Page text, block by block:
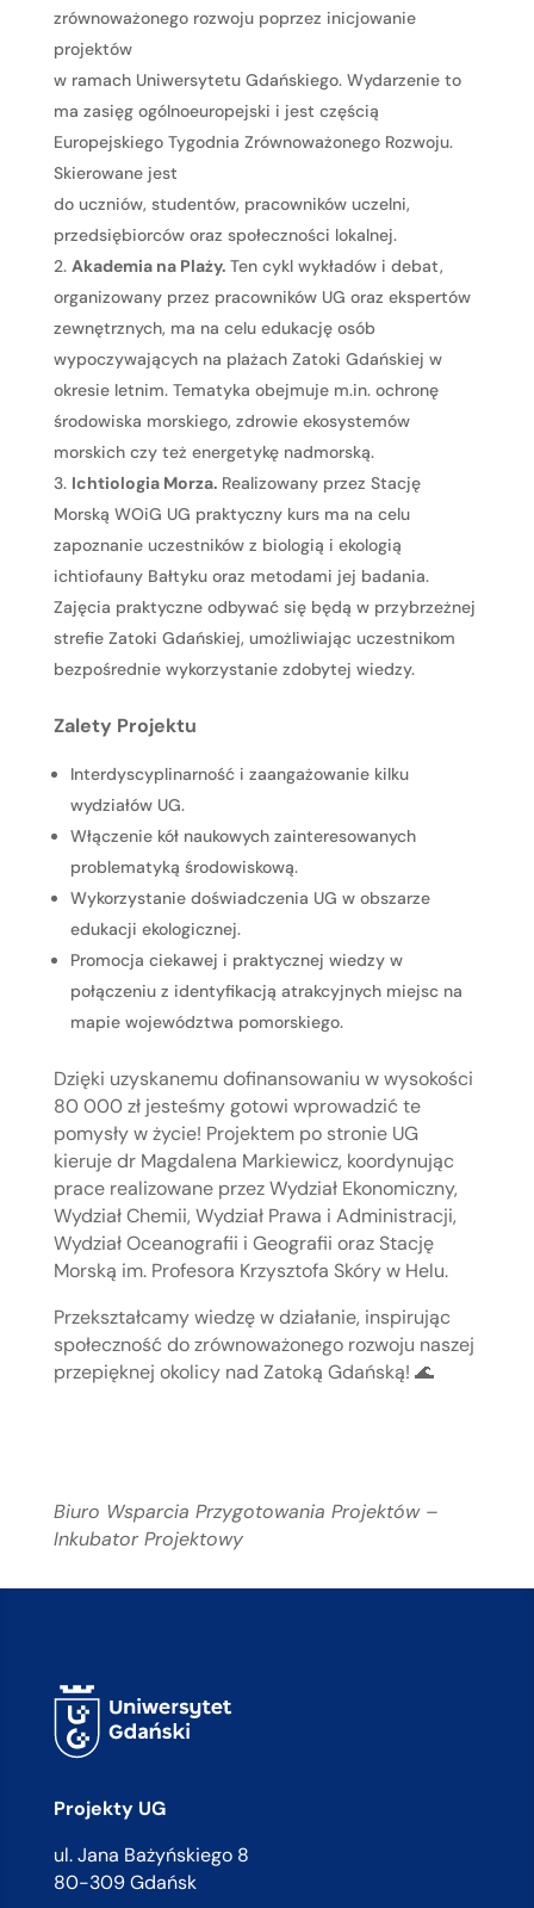
zrównoważonego rozwoju poprzez inicjowanie
projektów
w ramach Uniwersytetu Gdańskiego. Wydarzenie to
ma zasięg ogólnoeuropejski i jest częścią
Europejskiego Tygodnia Zrównoważonego Rozwoju.
Skierowane jest
do uczniów, studentów, pracowników uczelni,
przedsiębiorców oraz społeczności lokalnej.
Akademia na Plaży. Ten cykl wykładów i debat,
organizowany przez pracowników UG oraz ekspertów
zewnętrznych, ma na celu edukację osób
wypoczywających na plażach Zatoki Gdańskiej w
okresie letnim. Tematyka obejmuje m.in. ochronę
środowiska morskiego, zdrowie ekosystemów
morskich czy też energetykę nadmorską.
Ichtiologia Morza. Realizowany przez Stację
Morską WOiG UG praktyczny kurs ma na celu
zapoznanie uczestników z biologią i ekologią
ichtiofauny Bałtyku oraz metodami jej badania.
Zajęcia praktyczne odbywać się będą w przybrzeżnej
strefie Zatoki Gdańskiej, umożliwiając uczestnikom
bezpośrednie wykorzystanie zdobytej wiedzy.
Zalety Projektu
Interdyscyplinarność i zaangażowanie kilku
wydziałów UG.
Włączenie kół naukowych zainteresowanych
problematyką środowiskową.
Wykorzystanie doświadczenia UG w obszarze
edukacji ekologicznej.
Promocja ciekawej i praktycznej wiedzy w
połączeniu z identyfikacją atrakcyjnych miejsc na
mapie województwa pomorskiego.
Dzięki uzyskanemu dofinansowaniu w wysokości
80 000 zł jesteśmy gotowi wprowadzić te
pomysły w życie! Projektem po stronie UG
kieruje dr Magdalena Markiewicz, koordynując
prace realizowane przez Wydział Ekonomiczny,
Wydział Chemii, Wydział Prawa i Administracji,
Wydział Oceanografii i Geografii oraz Stację
Morską im. Profesora Krzysztofa Skóry w Helu.
Przekształcamy wiedzę w działanie, inspirując
społeczność do zrównoważonego rozwoju naszej
przepięknej okolicy nad Zatoką Gdańską! 🌊
Biuro Wsparcia Przygotowania Projektów –
Inkubator Projektowy
Projekty UG
ul. Jana Bażyńskiego 8
80-309 Gdańsk